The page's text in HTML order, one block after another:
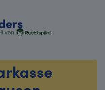
volders